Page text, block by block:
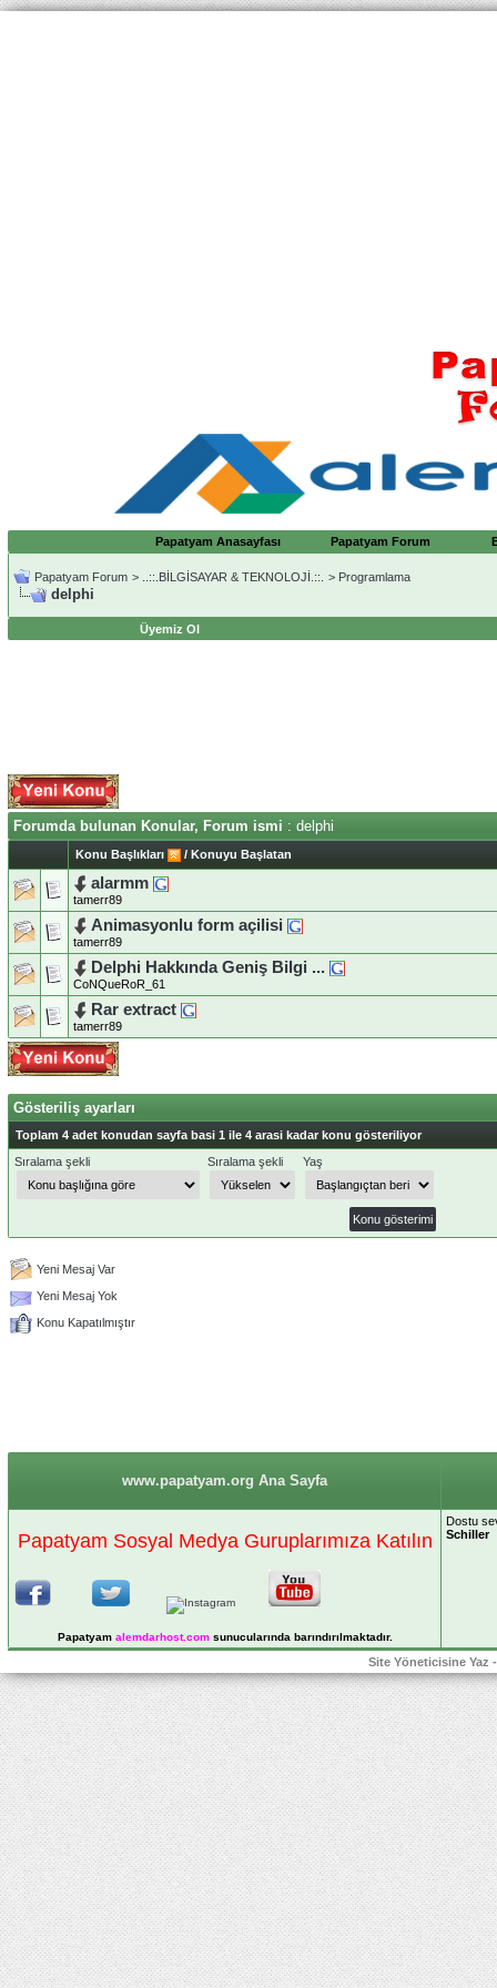
Papatyam Anasayfası Papatyam Forum
Papatyam Forum > ..::.BİLGİSAYAR & TEKNOLOJİ.::. > Programlama
delphi
Üyemiz Ol
Forumda bulunan Konular, Forum ismi : delphi
Konu Başlıkları / Konuyu Başlatan
alarmm
tamerr89
Animasyonlu form açilisi
tamerr89
Delphi Hakkında Geniş Bilgi ...
CoNQueRoR_61
Rar extract
tamerr89
Gösteriliş ayarları
Toplam 4 adet konudan sayfa basi 1 ile 4 arasi kadar konu gösteriliyor
Sıralama şekli
Sıralama şekli Yaş
Yeni Mesaj Var
Yeni Mesaj Yok
Konu Kapatılmıştır
www.papatyam.org Ana Sayfa
Papatyam Sosyal Medya Guruplarımıza Katılın
Papatyam alemdarhost.comsunucularında barındırılmaktadır.
Dostu
Schiller
Site Yöneticisine Yaz